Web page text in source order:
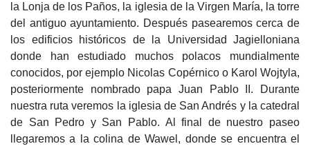
la Lonja de los Paños, la iglesia de la Virgen María, la torre
del antiguo ayuntamiento. Después pasearemos cerca de
los edificios históricos de la Universidad Jagielloniana
donde han estudiado muchos polacos mundialmente
conocidos, por ejemplo Nicolas Copérnico o Karol Wojtyla,
posteriormente nombrado papa Juan Pablo II. Durante
nuestra ruta veremos la iglesia de San Andrés y la catedral
de San Pedro y San Pablo. Al final de nuestro paseo
llegaremos a la colina de Wawel, donde se encuentra el